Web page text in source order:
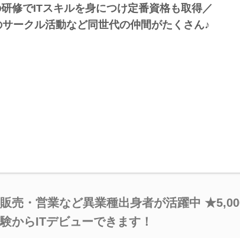
修でITスキルを身につけ定番資格も取得／
ークル活動など同世代の仲間がたくさん♪
売・営業など異業種出身者が活躍中
からITデビューできます！